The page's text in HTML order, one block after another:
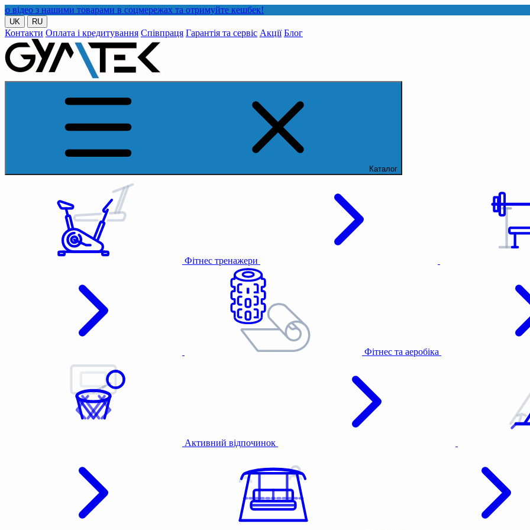
товарами в соцмережах та отримуйте кешбек!
UK RU
Контакти Оплата і кредитування Співпраця Гарантія та сервіс Акції Блог
Каталог
Фітнес тренажери
Фітнес та аеробіка
Активний відпочинок